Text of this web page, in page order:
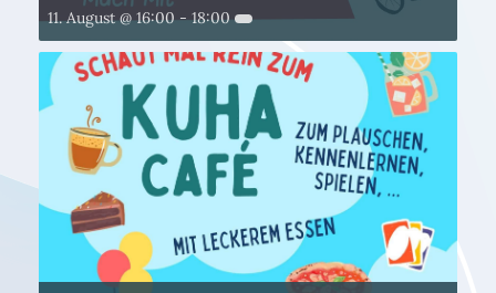
11. August @ 16:00-18:00